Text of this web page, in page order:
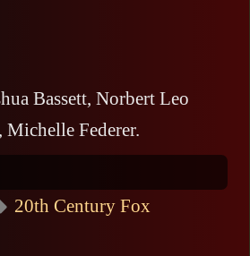
Bassett, Norbert Leo
Federer.
20th Century Fox